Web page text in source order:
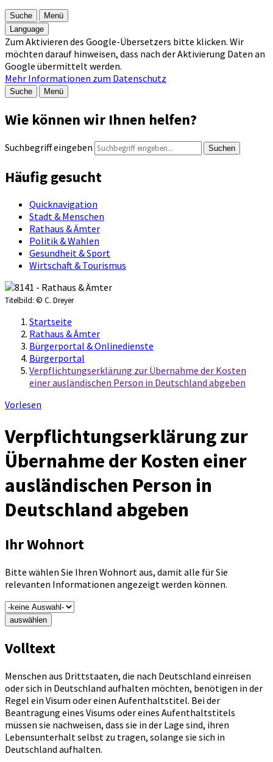
Suche
Menü
Language
Zum Aktivieren des Google-Übersetzers bitte klicken. Wir
möchten darauf hinweisen, dass nach der Aktivierung Daten an
Google übermittelt werden.
Mehr Informationen zum Datenschutz
Suche Menü
Wie können wir Ihnen helfen?
Suchbegriff eingeben Suchen
Häufig gesucht
Quicknavigation
Stadt & Menschen
Rathaus & Ämter
Politik & Wahlen
Gesundheit & Sport
Wirtschaft & Tourismus
Titelbild: © C. Dreyer
Startseite
Rathaus & Ämter
Bürgerportal & Onlinedienste
Bürgerportal
Verpflichtungserklärung zur Übernahme der Kosten
einer ausländischen Person in Deutschland abgeben
Vorlesen
Verpflichtungserklärung zur
Übernahme der Kosten einer
ausländischen Person in
Deutschland abgeben
Ihr Wohnort
Bitte wählen Sie Ihren Wohnort aus, damit alle für Sie
relevanten Informationen angezeigt werden können.
auswählen
Volltext
Menschen aus Drittstaaten, die nach Deutschland einreisen
oder sich in Deutschland aufhalten möchten, benötigen in der
Regel ein Visum oder einen Aufenthaltstitel. Bei der
Beantragung eines Visums oder eines Aufenthaltstitels
müssen sie nachweisen, dass sie in der Lage sind, ihren
Lebensunterhalt selbst zu tragen, solange sie sich in
Deutschland aufhalten.